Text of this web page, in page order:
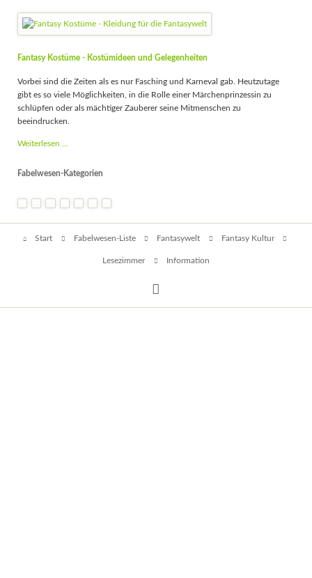
Fantasy Kostüme - Kostümideen und Gelegenheiten
Vorbei sind die Zeiten als es nur Fasching und Karneval gab. Heutzutage
gibt es so viele Möglichkeiten, in die Rolle einer Märchenprinzessin zu
schlüpfen oder als mächtiger Zauberer seine Mitmenschen zu
beeindrucken.
Weiterlesen …
-
Gelegenheiten
Fabelwesen-Kategorien
Start Fabelwesen-Liste Fantasywelt Fantasy Kultur
Lesezimmer Information